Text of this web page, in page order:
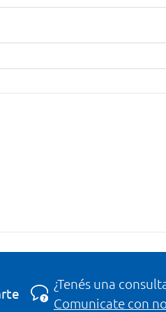
¿Tenés una
Comunicate con